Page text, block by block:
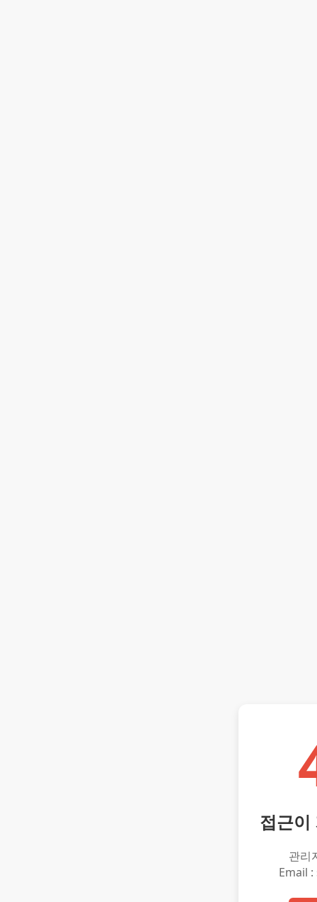
접근이
관리
Email